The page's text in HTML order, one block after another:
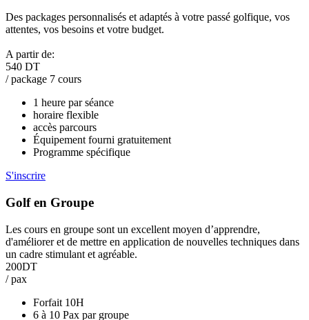
Des packages personnalisés et adaptés à votre passé golfique, vos
attentes, vos besoins et votre budget.
A partir de:
540 DT
/ package 7 cours
1 heure par séance
horaire flexible
accès parcours
Équipement fourni gratuitement
Programme spécifique
S'inscrire
Golf en Groupe
Les cours en groupe sont un excellent moyen d’apprendre,
d'améliorer et de mettre en application de nouvelles techniques dans
un cadre stimulant et agréable.
200DT
/ pax
Forfait 10H
6 à 10 Pax par groupe